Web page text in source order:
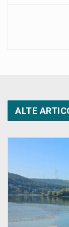
ALTE